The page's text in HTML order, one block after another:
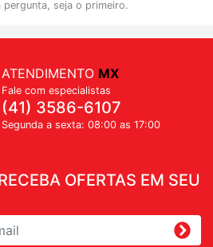
pergunta, seja o primeiro.
OFERTAS EM SEU
ATENDIMENTO MX
Fale com especialistas
(41) 3586-6107
Segunda a sexta: 08:00 as 17:00